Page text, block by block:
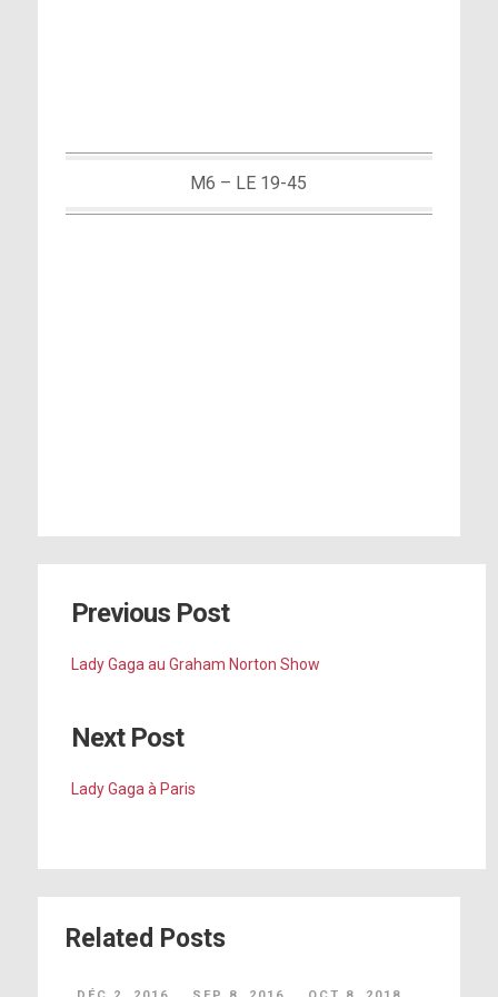
M6 – LE 19-45
Previous Post
Lady Gaga au Graham Norton Show
Next Post
Lady Gaga à Paris
Related Posts